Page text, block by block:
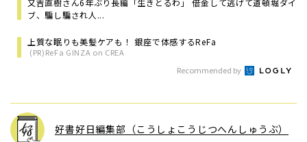
又吉直樹さん6年ぶり長編「生きとるわ」 借金して逃げて道頓堀ダイ
ブ、騙し騙され人...
上質な眠りも美髪ケアも！ 銀座で体感するReFa
(PR)ReFa GINZA on CREA
Recommended by
好書好日編集部（こうしょこうじつへんしゅうぶ）